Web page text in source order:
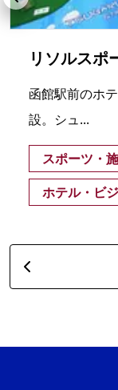
リソルスポ
函館駅前のホ
設。シュ...
スポーツ・
ホテル・ビ